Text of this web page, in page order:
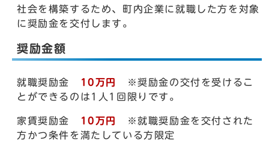
社会を構築するため、町内企業に就職した方を対象
に奨励金を交付します。
奨励金額
就職奨励金 10万円
※奨励金の交付を受けるこ
とができるのは1人1回限りです。
家賃奨励金 10万円
※就職奨励金を交付された
方かつ条件を満たしている方限定